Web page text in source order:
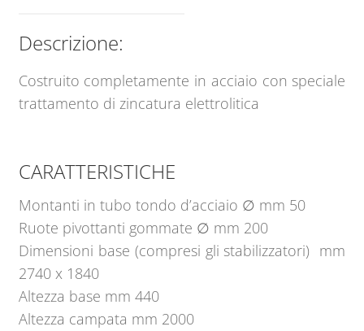
Descrizione:
Costruito completamente in acciaio con speciale
trattamento di zincatura elettrolitica
CARATTERISTICHE
Montanti in tubo tondo d’acciaio ∅ mm 50
Ruote pivottanti gommate ∅ mm 200
Dimensioni base (compresi gli stabilizzatori) mm
2740 x 1840
Altezza base mm 440
Altezza campata mm 2000